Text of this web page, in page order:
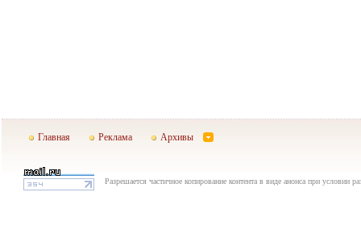
Главная Реклама Архивы
Разрешается частичное копирование контента в виде анонса при условии